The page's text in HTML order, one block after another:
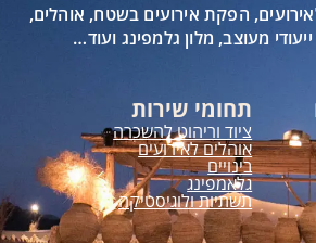
הפקת אירועים בשטח, אוהלים,
מעוצב, מלון גלמפינג ועוד…
תחומי שירות
ציוד וריהוט להשכרה
אוהלים לאירועים
בינויים
גלאמפינג
תשתיות ולוגיסטיקה